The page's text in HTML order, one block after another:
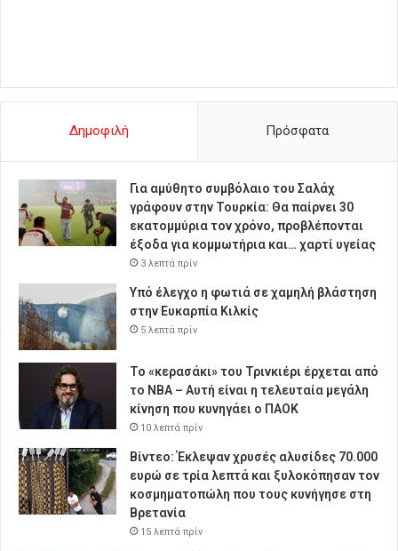
Δημοφιλή Πρόσφατα
Για αμύθητο συμβόλαιο του Σαλάχ
γράφουν στην Τουρκία: Θα παίρνει 30
εκατομμύρια τον χρόνο, προβλέπονται
έξοδα για κομμωτήρια και… χαρτί υγείας
3 λεπτά πρίν
Υπό έλεγχο η φωτιά σε χαμηλή βλάστηση
στην Ευκαρπία Κιλκίς
5 λεπτά πρίν
Το «κερασάκι» του Τρινκιέρι έρχεται από
το NBA – Αυτή είναι η τελευταία μεγάλη
κίνηση που κυνηγάει ο ΠΑΟΚ
10 λεπτά πρίν
Βίντεο: Έκλεψαν χρυσές αλυσίδες 70.000
ευρώ σε τρία λεπτά και ξυλοκόπησαν τον
κοσμηματοπώλη που τους κυνήγησε στη
Βρετανία
15 λεπτά πρίν